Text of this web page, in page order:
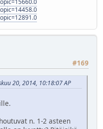
#169
20, 2014, 10:18:07 AP
n. 1-2 asteen